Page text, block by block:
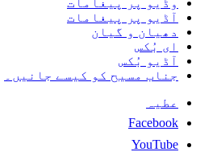
آڈیو پر پیغامات
دھیان و گیان
ای بُکس
آڈیو بُکس
جناب مسیح کو کیسے جانیں۔
عطیہ
Facebook
YouTube